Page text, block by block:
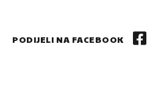
PODIJELI NA FACEBOOK